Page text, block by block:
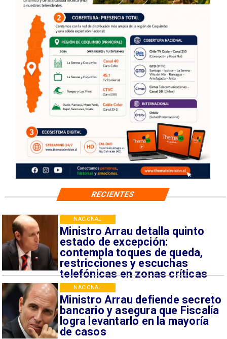
Ministro Arrau detalla quinto
estado de excepción:
contempla toques de queda,
restricciones y escuchas
telefónicas en zonas críticas
NACIONAL
Ministro Arrau defiende secreto
bancario y asegura que Fiscalía
logra levantarlo en la mayoría
de casos
NACIONAL
RECIENTES